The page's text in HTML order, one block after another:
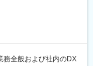
務全般および社内のDX